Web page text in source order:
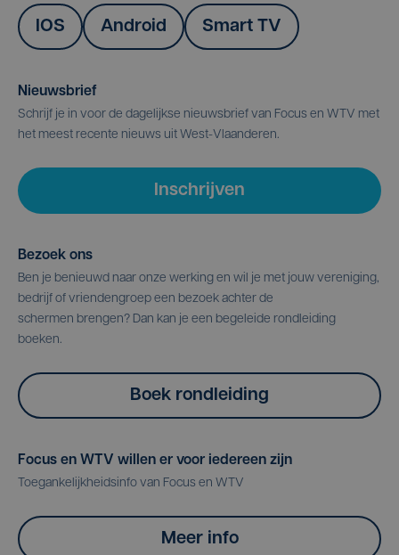
IOS Android Smart TV
Nieuwsbrief
Schrijf je in voor de dagelijkse nieuwsbrief van Focus en WTV met
het meest recente nieuws uit West-Vlaanderen.
Inschrijven
Bezoek ons
Ben je benieuwd naar onze werking en wil je met jouw vereniging,
bedrijf of vriendengroep een bezoek achter de
schermen brengen? Dan kan je een begeleide rondleiding
boeken.
Boek rondleiding
Focus en WTV willen er voor iedereen zijn
Toegankelijkheidsinfo van Focus en WTV
Meer info